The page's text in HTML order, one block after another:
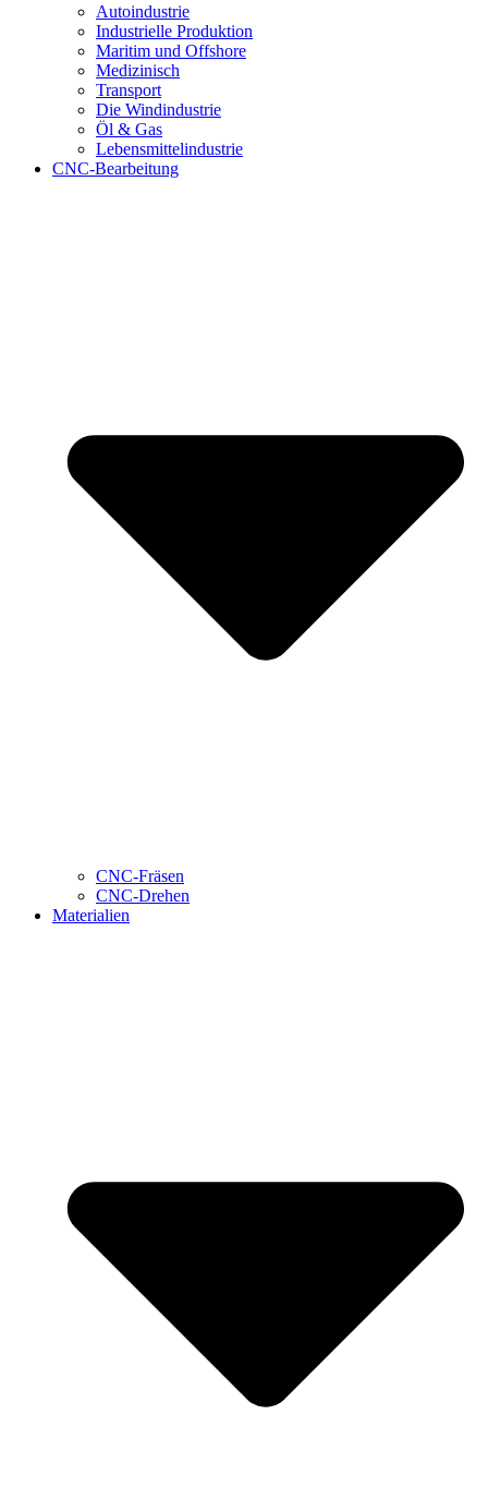
Autoindustrie
Industrielle Produktion
Maritim und Offshore
Medizinisch
Transport
Die Windindustrie
Öl & Gas
Lebensmittelindustrie
CNC-Bearbeitung
CNC-Fräsen
CNC-Drehen
Materialien